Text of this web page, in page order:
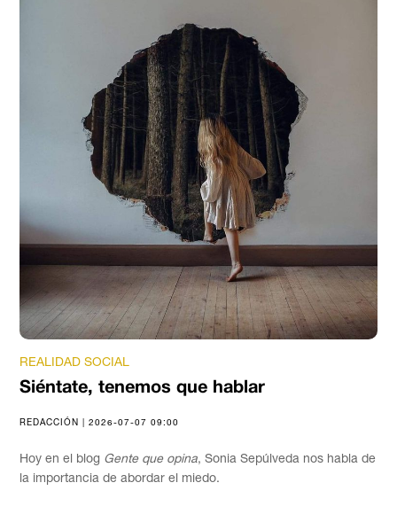
REALIDAD SOCIAL
Siéntate, tenemos que hablar
REDACCIÓN | 2026-07-07 09:00
Hoy en el blog Gente que opina, Sonia Sepúlveda nos habla de
la importancia de abordar el miedo.